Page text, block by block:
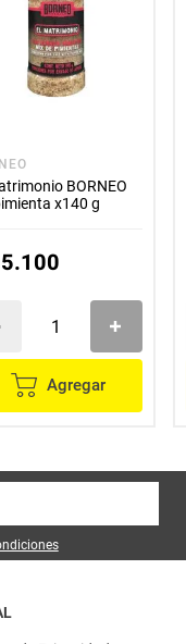
BORNEO
x140 g
.100
Agregar